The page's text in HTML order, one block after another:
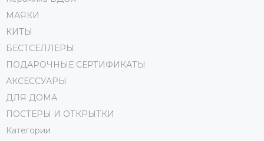
МАЯКИ
КИТЫ
БЕСТСЕЛЛЕРЫ
ПОДАРОЧНЫЕ СЕРТИФИКАТЫ
АКСЕССУАРЫ
ДЛЯ ДОМА
ПОСТЕРЫ И ОТКРЫТКИ
Категории